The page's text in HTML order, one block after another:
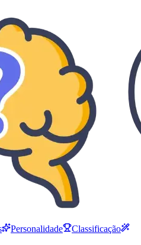
Personalidade
Classificação